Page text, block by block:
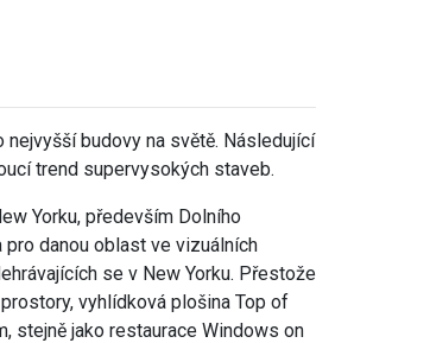
budovy na světě. Následující
trend supervysokých staveb.
Yorku, především Dolního
danou oblast ve vizuálních
se v New Yorku. Přestože
vyhlídková plošina Top of
stejně jako restaurace Windows on